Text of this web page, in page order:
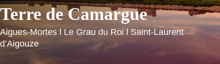
Terre de Camargue
Aigues-Mortes l Le Grau du Roi l Saint-Laurent
d’Aigouze